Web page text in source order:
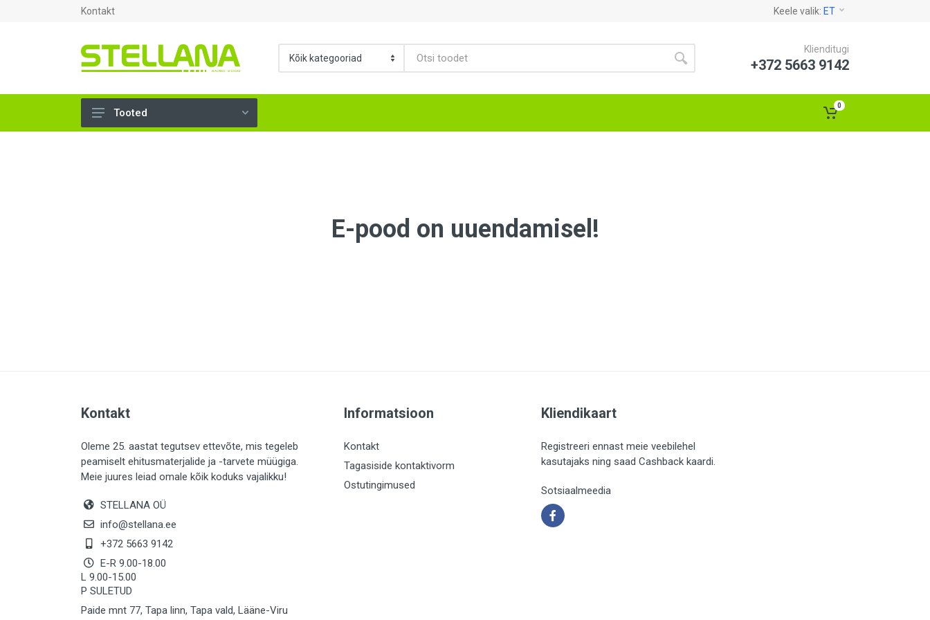
Kontakt Keele valik: ET
Klienditugi
+372 5663 9142
LIISTUD (183)
KIVID (31)
KATTED (132)
MAALRITARBED (1025)
SOOJUSTUS (16)
KEEMIA (220)
TÖÖRIIDED (117)
SAUN (8)
Tooted
0
E-pood on uuendamisel!
Kontakt
Oleme 25. aastat tegutsev ettevõte, mis tegeleb
peamiselt ehitusmaterjalide ja -tarvete müügiga.
Meie juures leiad omale kõik koduks vajalikku!
STELLANA OÜ
info@stellana.ee
+372 5663 9142
E-R 9.00-18.00
L 9.00-15.00
P SULETUD
Paide mnt 77, Tapa linn, Tapa vald, Lääne-Viru
Informatsioon
Kontakt
Tagasiside kontaktivorm
Ostutingimused
Kliendikaart
Registreeri ennast meie veebilehel
kasutajaks ning saad Cashback kaardi.
Sotsiaalmeedia